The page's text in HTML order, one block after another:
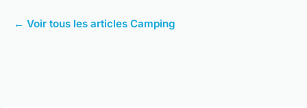
← Voir tous les articles Camping